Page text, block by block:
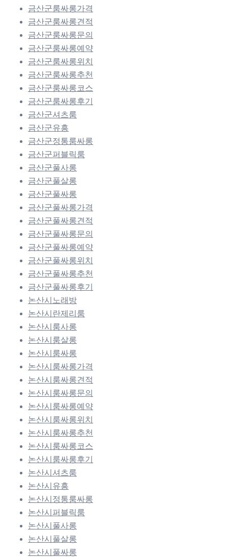
금산군룸싸롱가격
금산군룸싸롱견적
금산군룸싸롱문의
금산군룸싸롱예약
금산군룸싸롱위치
금산군룸싸롱추천
금산군룸싸롱코스
금산군룸싸롱후기
금산군셔츠룸
금산군유흥
금산군정통룸싸롱
금산군퍼블릭룸
금산군풀사롱
금산군풀살롱
금산군풀싸롱
금산군풀싸롱가격
금산군풀싸롱견적
금산군풀싸롱문의
금산군풀싸롱예약
금산군풀싸롱위치
금산군풀싸롱추천
금산군풀싸롱후기
논산시노래방
논산시란제리룸
논산시룸사롱
논산시룸살롱
논산시룸싸롱
논산시룸싸롱가격
논산시룸싸롱견적
논산시룸싸롱문의
논산시룸싸롱예약
논산시룸싸롱위치
논산시룸싸롱추천
논산시룸싸롱코스
논산시룸싸롱후기
논산시셔츠룸
논산시유흥
논산시정통룸싸롱
논산시퍼블릭룸
논산시풀사롱
논산시풀살롱
논산시풀싸롱